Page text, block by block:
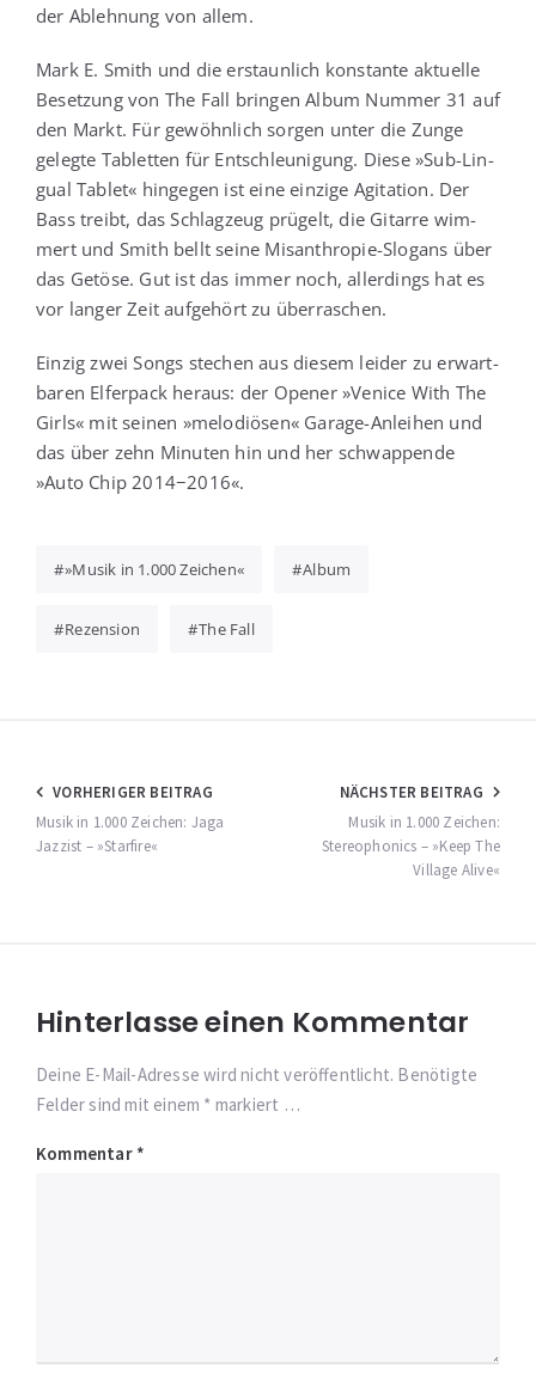
der Ableh­nung von allem.
Mark E. Smith und die erstaun­lich kon­stan­te aktu­el­le
Beset­zung von The Fall brin­gen Album Num­mer 31 auf
den Markt. Für gewöhn­lich sor­gen unter die Zun­ge
geleg­te Tablet­ten für Ent­schleu­ni­gung. Die­se »Sub-Lin­
gu­al Tablet« hin­ge­gen ist eine ein­zi­ge Agi­ta­ti­on. Der
Bass treibt, das Schlag­zeug prü­gelt, die Gitar­re wim­
mert und Smith bellt sei­ne Mis­an­thro­pie-Slo­gans über
das Getö­se. Gut ist das immer noch, aller­dings hat es
vor lan­ger Zeit auf­ge­hört zu überraschen.
Ein­zig zwei Songs ste­chen aus die­sem lei­der zu erwart­
ba­ren Elfer­pack her­aus: der Ope­ner »Venice With The
Girls« mit sei­nen »melo­diö­sen« Gara­ge-Anlei­hen und
das über zehn Minu­ten hin und her schwap­pen­de
»Auto Chip 2014−2016«.
»Musik in 1.000 Zeichen« Album
Rezension The Fall
Beitragsnavigation
VORHERIGER BEITRAG
Musik in 1.000 Zeichen: Jaga
Jazzist – »Starfire«
NÄCHSTER BEITRAG
Musik in 1.000 Zeichen:
Stereophonics – »Keep The
Village Alive«
Hinterlasse einen Kommentar
Deine E-Mail-Adresse wird nicht veröffentlicht. Benötigte
Felder sind mit einem * markiert …
Kommentar *